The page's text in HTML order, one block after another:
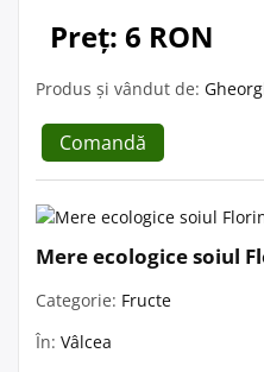
Preț: 6 RON
Produs și vândut de:
Comandă
Mere ecologice soiul
Categorie: Fructe
În: Vâlcea